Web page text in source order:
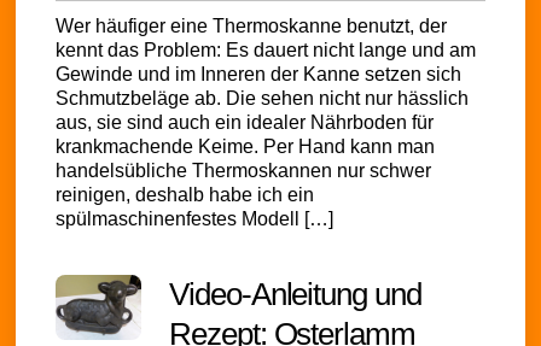
Wer häufiger eine Thermoskanne benutzt, der
kennt das Problem: Es dauert nicht lange und am
Gewinde und im Inneren der Kanne setzen sich
Schmutzbeläge ab. Die sehen nicht nur hässlich
aus, sie sind auch ein idealer Nährboden für
krankmachende Keime. Per Hand kann man
handelsübliche Thermoskannen nur schwer
reinigen, deshalb habe ich ein
spülmaschinenfestes Modell […]
Video-Anleitung und
Rezept: Osterlamm